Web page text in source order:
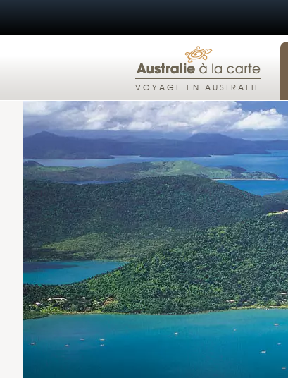
VOYAGE EN AUSTRALIE